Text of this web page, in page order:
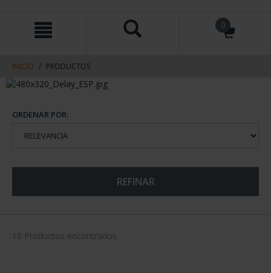
contenido
navegacin
0
INICIO PRODUCTOS
ORDENAR POR:
REFINAR
10 Productos encontrados